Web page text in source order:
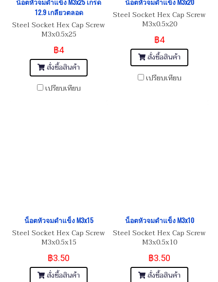
น็อตหัวจมดำแข็ง M3x25 เกรด
12.9 เกลียวตลอด
Steel Socket Hex Cap Screw
M3x0.5x25
฿4
สั่งซื้อสินค้า
เปรียบเทียบ
น็อตหัวจมดำแข็ง M3x20
Steel Socket Hex Cap Screw
M3x0.5x20
฿4
สั่งซื้อสินค้า
เปรียบเทียบ
น็อตหัวจมดำแข็ง M3x15
Steel Socket Hex Cap Screw
M3x0.5x15
฿3.50
สั่งซื้อสินค้า
น็อตหัวจมดำแข็ง M3x10
Steel Socket Hex Cap Screw
M3x0.5x10
฿3.50
สั่งซื้อสินค้า